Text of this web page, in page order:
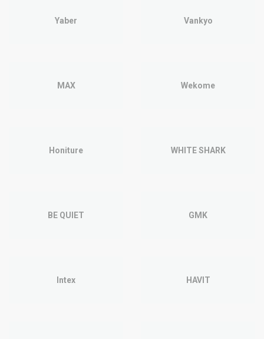
Yaber Vankyo
MAX Wekome
Honiture WHITE SHARK
BE QUIET GMK
Intex HAVIT